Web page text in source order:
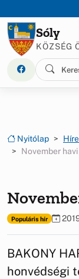
Sóly
KÖZSÉG
Nyitólap
November
Populáris hír
BAKONY
honvédségi